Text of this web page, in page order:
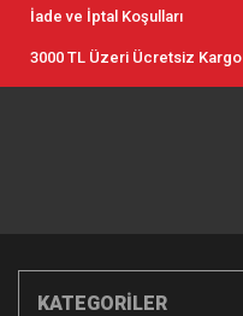
İade ve İptal Koşulları
3000 TL Üzeri Ücretsiz Kargo
KATEGORİLER